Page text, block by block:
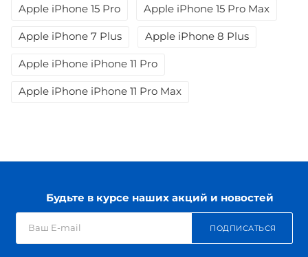
Apple iPhone 15 Pro Apple iPhone 15 Pro Max
Apple iPhone 7 Plus Apple iPhone 8 Plus
Apple iPhone iPhone 11 Pro
Apple iPhone iPhone 11 Pro Max
Будьте в курсе наших акций и новостей
ПОДПИСАТЬСЯ